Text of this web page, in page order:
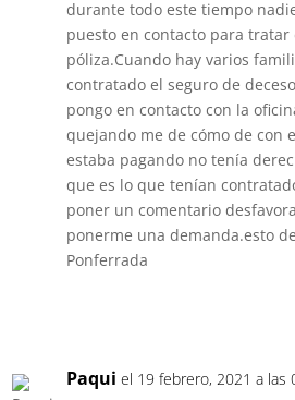
durante todo este tiempo
puesto en contacto para tratar
póliza.Cuando hay varios
contratado el seguro de
pongo en contacto con la
quejando me de cómo de con
estaba pagando no tenía
que es lo que tenían
poner un comentario
ponerme una demanda.esto
Ponferrada
Paqui el 19 febrero, 2021 a las